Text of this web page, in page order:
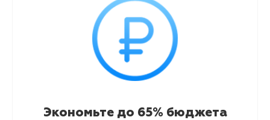
Экономьте до 65% бюджета